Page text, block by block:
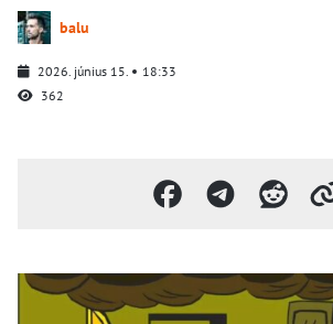
balu
2026. június 15.
18:33
362